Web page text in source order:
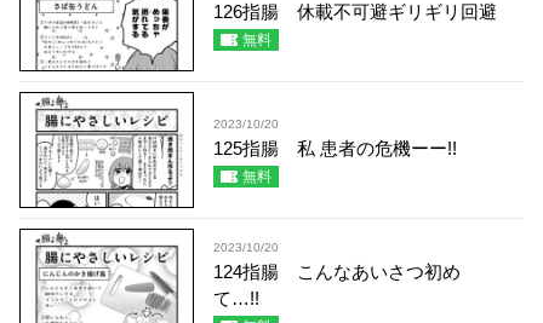
126指腸 休載不可避ギリギリ回避
無料
2023/10/20
125指腸 私 患者の危機ーー!!
無料
2023/10/20
124指腸 こんなあいさつ初め
て…!!